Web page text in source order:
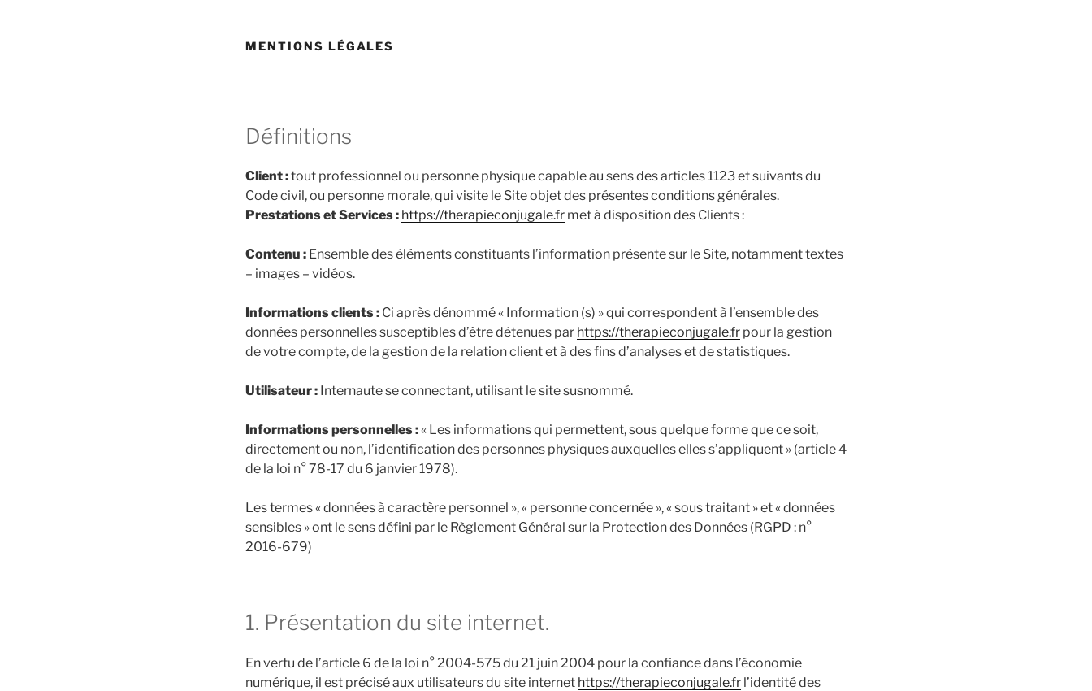
MENTIONS LÉGALES
Définitions
Client :tout professionnel ou personne physique capable au sens des articles 1123 et suivants du
Code civil, ou personne morale, qui visite le Site objet des présentes conditions générales.
Prestations et Services : https://therapieconjugale.fr met à disposition des Clients :
Contenu : Ensemble des éléments constituants l’information présente sur le Site, notamment textes
– images – vidéos.
Informations clients : Ci après dénommé « Information (s) » qui correspondent à l’ensemble des
données personnelles susceptibles d’être détenues par https://therapieconjugale.fr pour la gestion
de votre compte, de la gestion de la relation client et à des fins d’analyses et de statistiques.
Utilisateur : Internaute se connectant, utilisant le site susnommé.
Informations personnelles :« Les informations qui permettent, sous quelque forme que ce soit,
directement ou non, l’identification des personnes physiques auxquelles elles s’appliquent » (article 4
de la loi n° 78-17 du 6 janvier 1978).
Les termes « données à caractère personnel », « personne concernée », « sous traitant » et « données
sensibles » ont le sens défini par le Règlement Général sur la Protection des Données (RGPD : n°
2016-679)
1. Présentation du site internet.
En vertu de l’article 6 de la loi n° 2004-575 du 21 juin 2004 pour la confiance dans l’économie
numérique, il est précisé aux utilisateurs du site internet https://therapieconjugale.fr l’identité des